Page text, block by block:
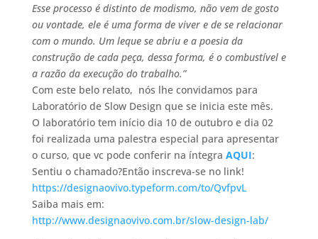
Esse processo é distinto de modismo, não vem de gosto
ou vontade, ele é uma forma de viver e de se relacionar
com o mundo. Um leque se abriu e a poesia da
construção de cada peça, dessa forma, é o combustível e
a razão da execução do trabalho.”
Com este belo relato, nós lhe convidamos para
Laboratório de Slow Design que se inicia este mês.
O laboratório tem início dia 10 de outubro e dia 02
foi realizada uma palestra especial para apresentar
o curso, que vc pode conferir na íntegra AQUI:
Sentiu o chamado?Então inscreva-se no link!
https://designaovivo.typeform.com/to/QvfpvL
Saiba mais em:
http://www.designaovivo.com.br/slow-design-lab/